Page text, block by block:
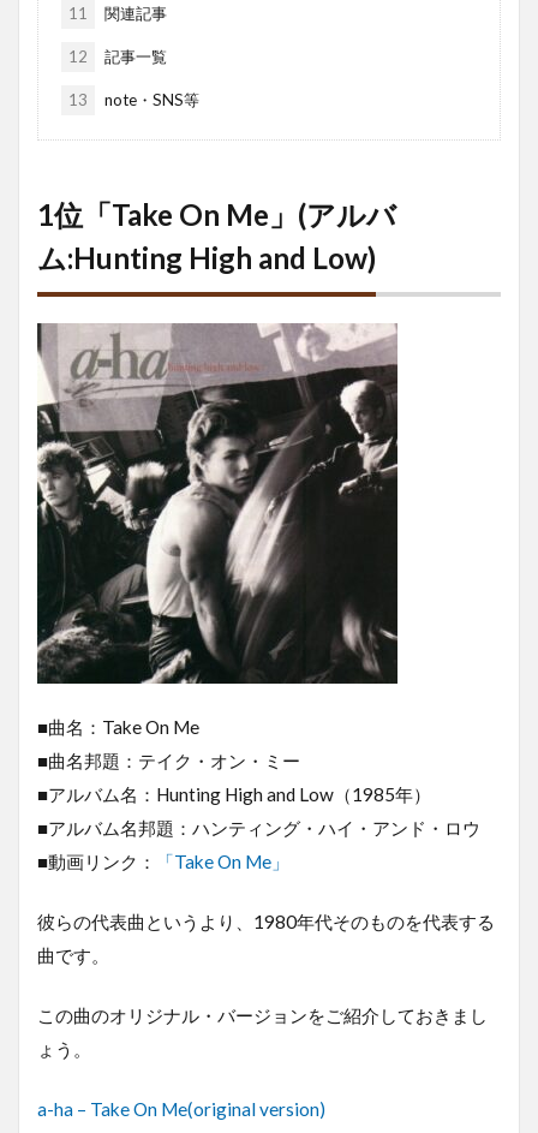
11 関連記事
12 記事一覧
13 note・SNS等
1位「Take On Me」(アルバ
ム:Hunting High and Low)
■曲名：Take On Me
■曲名邦題：テイク・オン・ミー
■アルバム名：Hunting High and Low（1985年）
■アルバム名邦題：ハンティング・ハイ・アンド・ロウ
■動画リンク：
「Take On Me」
彼らの代表曲というより、1980年代そのものを代表する
曲です。
この曲のオリジナル・バージョンをご紹介しておきまし
ょう。
a-ha – Take On Me(original version)